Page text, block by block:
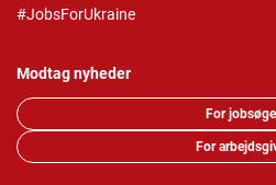
#JobsForUkraine
Modtag nyheder
For
For